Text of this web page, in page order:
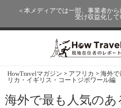
＜本メディアでは一部、事業者か
受け収益化して
HowTravelマガジン > アフリカ > 海外で
リカ・イギリス・コートジボワール編
海外で最も人気の